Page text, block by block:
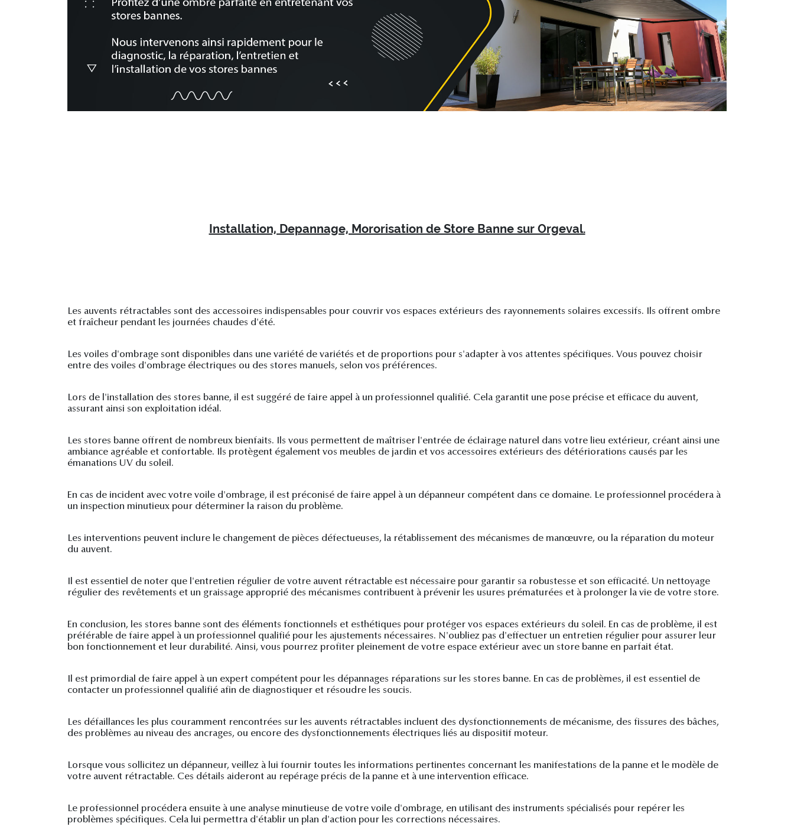
Installation, Depannage, Mororisation de Store Banne sur Orgeval.
Les auvents rétractables sont des accessoires indispensables pour couvrir vos espaces extérieurs des rayonnements solaires excessifs. Ils offrent ombre
et fraîcheur pendant les journées chaudes d'été.
Les voiles d'ombrage sont disponibles dans une variété de variétés et de proportions pour s'adapter à vos attentes spécifiques. Vous pouvez choisir
entre des voiles d'ombrage électriques ou des stores manuels, selon vos préférences.
Lors de l'installation des stores banne, il est suggéré de faire appel à un professionnel qualifié. Cela garantit une pose précise et efficace du auvent,
assurant ainsi son exploitation idéal.
Les stores banne offrent de nombreux bienfaits. Ils vous permettent de maîtriser l'entrée de éclairage naturel dans votre lieu extérieur, créant ainsi une
ambiance agréable et confortable. Ils protègent également vos meubles de jardin et vos accessoires extérieurs des détériorations causés par les
émanations UV du soleil.
En cas de incident avec votre voile d'ombrage, il est préconisé de faire appel à un dépanneur compétent dans ce domaine. Le professionnel procédera à
un inspection minutieux pour déterminer la raison du problème.
Les interventions peuvent inclure le changement de pièces défectueuses, la rétablissement des mécanismes de manœuvre, ou la réparation du moteur
du auvent.
Il est essentiel de noter que l'entretien régulier de votre auvent rétractable est nécessaire pour garantir sa robustesse et son efficacité. Un nettoyage
régulier des revêtements et un graissage approprié des mécanismes contribuent à prévenir les usures prématurées et à prolonger la vie de votre store.
En conclusion, les stores banne sont des éléments fonctionnels et esthétiques pour protéger vos espaces extérieurs du soleil. En cas de problème, il est
préférable de faire appel à un professionnel qualifié pour les ajustements nécessaires. N'oubliez pas d'effectuer un entretien régulier pour assurer leur
bon fonctionnement et leur durabilité. Ainsi, vous pourrez profiter pleinement de votre espace extérieur avec un store banne en parfait état.
Il est primordial de faire appel à un expert compétent pour les dépannages réparations sur les stores banne. En cas de problèmes, il est essentiel de
contacter un professionnel qualifié afin de diagnostiquer et résoudre les soucis.
Les défaillances les plus couramment rencontrées sur les auvents rétractables incluent des dysfonctionnements de mécanisme, des fissures des bâches,
des problèmes au niveau des ancrages, ou encore des dysfonctionnements électriques liés au dispositif moteur.
Lorsque vous sollicitez un dépanneur, veillez à lui fournir toutes les informations pertinentes concernant les manifestations de la panne et le modèle de
votre auvent rétractable. Ces détails aideront au repérage précis de la panne et à une intervention efficace.
Le professionnel procédera ensuite à une analyse minutieuse de votre voile d'ombrage, en utilisant des instruments spécialisés pour repérer les
problèmes spécifiques. Cela lui permettra d'établir un plan d'action pour les corrections nécessaires.